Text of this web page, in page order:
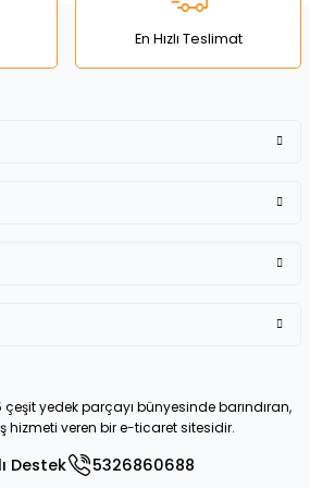
alternatifler olmalı.
En Hızlı Teslimat
çeşit yedek parçayı bünyesinde barındıran,
hizmeti veren bir e-ticaret sitesidir.
Destek 5326860688